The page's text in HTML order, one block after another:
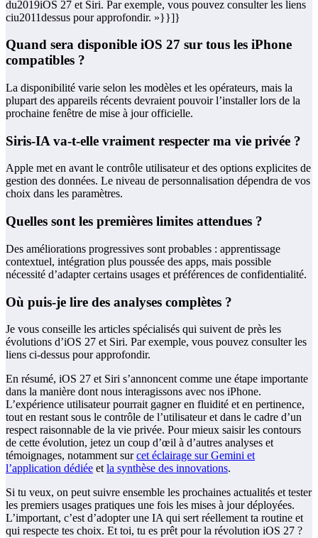
du2019iOS 27 et Siri. Par exemple, vous pouvez consulter les liens
ciu2011dessus pour approfondir. »}}]}
Quand sera disponible iOS 27 sur tous les iPhone
compatibles ?
La disponibilité varie selon les modèles et les opérateurs, mais la
plupart des appareils récents devraient pouvoir l’installer lors de la
prochaine fenêtre de mise à jour officielle.
Siris‑IA va‑t‑elle vraiment respecter ma vie privée ?
Apple met en avant le contrôle utilisateur et des options explicites de
gestion des données. Le niveau de personnalisation dépendra de vos
choix dans les paramètres.
Quelles sont les premières limites attendues ?
Des améliorations progressives sont probables : apprentissage
contextuel, intégration plus poussée des apps, mais possible
nécessité d’adapter certains usages et préférences de confidentialité.
Où puis‑je lire des analyses complètes ?
Je vous conseille les articles spécialisés qui suivent de près les
évolutions d’iOS 27 et Siri. Par exemple, vous pouvez consulter les
liens ci‑dessus pour approfondir.
En résumé, iOS 27 et Siri s’annoncent comme une étape importante
dans la manière dont nous interagissons avec nos iPhone.
L’expérience utilisateur pourrait gagner en fluidité et en pertinence,
tout en restant sous le contrôle de l’utilisateur et dans le cadre d’un
respect raisonnable de la vie privée. Pour mieux saisir les contours
de cette évolution, jetez un coup d’œil à d’autres analyses et
témoignages, notamment surcet éclairage sur Gemini et
l’application dédiée et la synthèse des innovations.
Si tu veux, on peut suivre ensemble les prochaines actualités et tester
les premiers usages pratiques une fois les mises à jour déployées.
L’important, c’est d’adopter une IA qui sert réellement ta routine et
qui respecte tes choix. Et toi, tu es prêt pour la révolution iOS 27 ?